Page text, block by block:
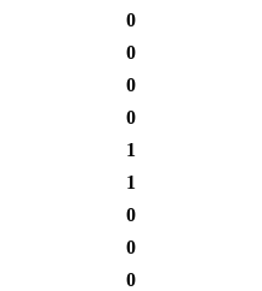
0
0
0
0
1
1
0
0
0